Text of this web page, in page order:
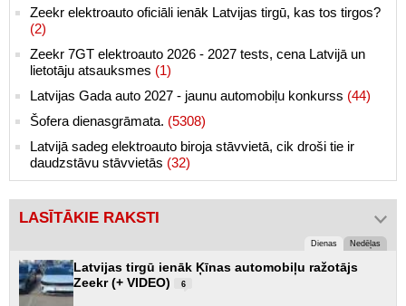
Zeekr elektroauto oficiāli ienāk Latvijas tirgū, kas tos tirgos?
(2)
Zeekr 7GT elektroauto 2026 - 2027 tests, cena Latvijā un
lietotāju atsauksmes (1)
Latvijas Gada auto 2027 - jaunu automobiļu konkurss (44)
Šofera dienasgrāmata. (5308)
Latvijā sadeg elektroauto biroja stāvvietā, cik droši tie ir
daudzstāvu stāvvietās (32)
LASĪTĀKIE RAKSTI
Dienas Nedēļas
Latvijas tirgū ienāk Ķīnas automobiļu ražotājs
Zeekr (+ VIDEO)
6